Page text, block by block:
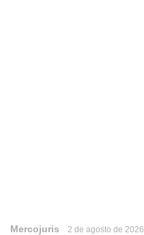
Mercojuris 2 de agosto de 2026